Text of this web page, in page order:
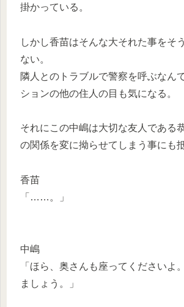
掛かっている。
しかし香苗はそんな大それた事をそ
ない。
隣人とのトラブルで警察を呼ぶなん
ションの他の住人の目も気になる。
それにこの中嶋は大切な友人である
の関係を変に拗らせてしまう事にも
香苗
「……。」
中嶋
「ほら、奥さんも座ってくださいよ
ましょう。」